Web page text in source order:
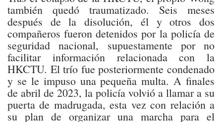
también quedó traumatizado. Seis meses
después de la disolución, él y otros dos
compañeros fueron detenidos por la policía de
seguridad nacional, supuestamente por no
facilitar información relacionada con la
HKCTU. El trío fue posteriormente condenado
y se le impuso una pequeña multa. A finales
de abril de 2023, la policía volvió a llamar a su
puerta de madrugada, esta vez con relación a
su plan de organizar una marcha para el